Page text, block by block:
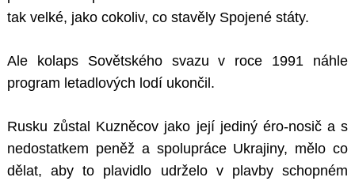
tak velké, jako cokoliv, co stavěly Spojené státy.
Ale kolaps Sovětského svazu v roce 1991 náhle
program letadlových lodí ukončil.
Rusku zůstal Kuzněcov jako její jediný éro-nosič a s
nedostatkem peněž a spolupráce Ukrajiny, mělo co
dělat, aby to plavidlo udrželo v plavby schopném